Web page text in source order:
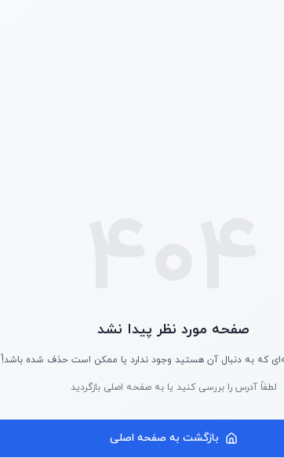
صفحه مورد نظر پیدا نشد
که به دنبال آن هستید وجود ندارد یا ممکن است حذف شده باشد!ً
لطفاً آدرس را بررسی کنید یا به صفحه اصلی بازگردید
بازگشت به صفحه اصلی